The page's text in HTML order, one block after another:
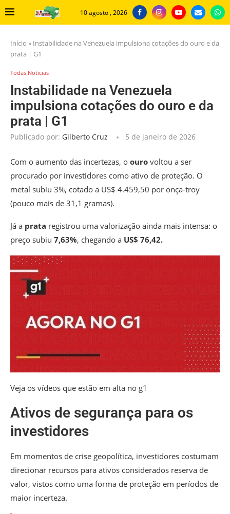
10 agosto , 2026
Início » Instabilidade na Venezuela impulsiona cotações do ouro e da
prata | G1
Todas Noticias
Instabilidade na Venezuela
impulsiona cotações do ouro e da
prata | G1
Publicado por: Gilberto Cruz 5 de janeiro de 2026
Com o aumento das incertezas, o ouro voltou a ser
procurado por investidores como ativo de proteção. O
metal subiu 3%, cotado a US$ 4.459,50 por onça-troy
(pouco mais de 31,1 gramas).
Já a prata registrou uma valorização ainda mais intensa: o
preço subiu 7,63%, chegando a US$ 76,42.
Veja os vídeos que estão em alta no g1
Ativos de segurança para os
investidores
Em momentos de crise geopolítica, investidores costumam
direcionar recursos para ativos considerados reserva de
valor, vistos como uma forma de proteção em períodos de
maior incerteza.